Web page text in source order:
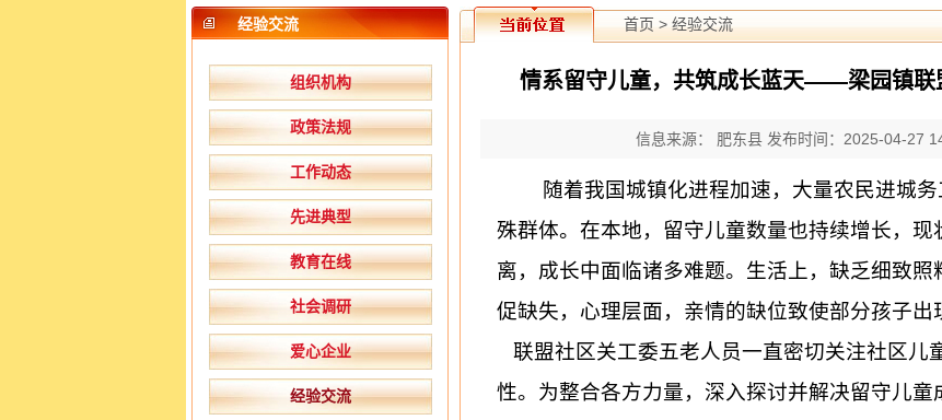
经验交流
组织机构
政策法规
工作动态
先进典型
教育在线
社会调研
爱心企业
经验交流
首页 > 经验交流
情系留守儿童，共筑成长蓝天——梁园镇联
信息来源： 肥东县 发布时间：2025-04-27
随着我国城镇化进程加速，大量农民进城
殊群体。在本地，留守儿童数量也持续增长，
离，成长中面临诸多难题。生活上，缺乏细致
促缺失，心理层面，亲情的缺位致使部分孩子出
联盟社区关工委五老人员一直密切关注社区儿
性。为整合各方力量，深入探讨并解决留守儿童